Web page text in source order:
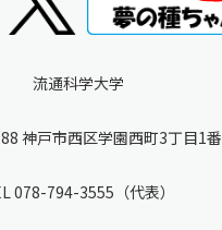
流通科学大学
神戸市西区学園西町3丁目1番
078-794-3555 （代表）